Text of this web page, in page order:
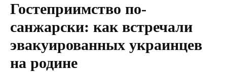
Гостеприимство по-
санжарски: как встречали
эвакуированных украинцев
на родине